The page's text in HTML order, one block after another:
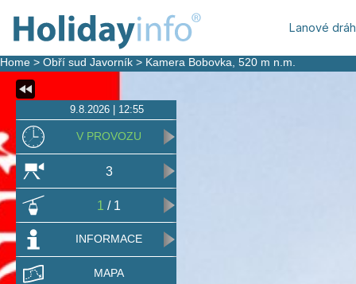
9.8.2026 | 12:55
V PROVOZU
3
1 / 1
INFORMACE
MAPA
Lanové
Home > Obří sud Javorník > Kamera Bobovka , 520 m n.m.